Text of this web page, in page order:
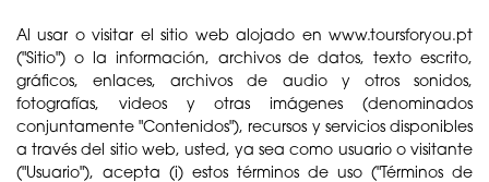
Al usar o visitar el sitio web alojado en www.toursforyou.pt
("Sitio") o la información, archivos de datos, texto escrito,
gráficos, enlaces, archivos de audio y otros sonidos,
fotografías, videos y otras imágenes (denominados
conjuntamente "Contenidos"), recursos y servicios disponibles
a través del sitio web, usted, ya sea como usuario o visitante
("Usuario"), acepta (i) estos términos de uso ("Términos de